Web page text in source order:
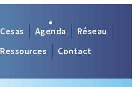
Cesas Agenda
Réseau
Ressources
Contact